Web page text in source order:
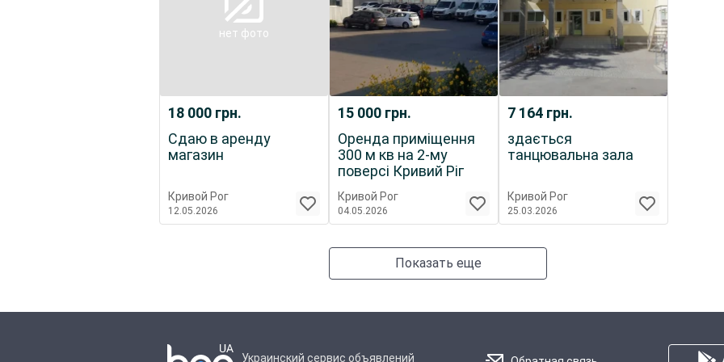
нет фото
18 000 грн.
Сдаю в аренду
магазин
Кривой Рог
12.05.2026
15 000 грн.
Оренда приміщення
300 м кв на 2-му
поверсі Кривий Ріг
Кривой Рог
04.05.2026
7 164 грн.
здається
танцювальна зала
Кривой Рог
25.03.2026
Показать еще
Украинский сервис объявлений